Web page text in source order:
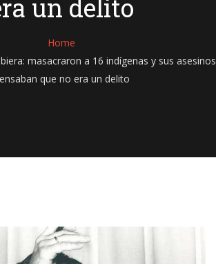
un delito
Home
masacraron a 16 indígenas y sus asesinos
que no era un delito